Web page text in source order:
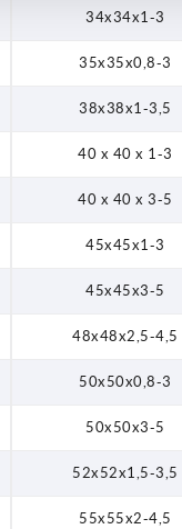
34x34x1-3
35x35x0,8-3
38x38x1-3,5
40 x 40 x 1-3
40 x 40 x 3-5
45x45x1-3
45x45x3-5
48x48x2,5-4,5
50x50x0,8-3
50x50x3-5
52x52x1,5-3,5
55x55x2-4,5